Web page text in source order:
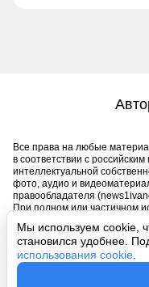
Мы используем cookie,
становился удобнее.
использования cookie
Все права на любые
в соответствии с
интеллектуальной
фото, аудио и
правообладателя
При полном или частичном
обязательна. Запрещено
https://news1ivanovo.ru/
Пользовательское